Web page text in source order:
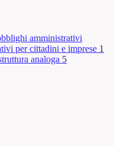
amministrativi
per cittadini e imprese 1
analoga 5